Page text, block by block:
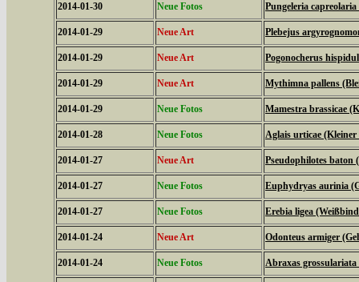
2014-01-30 Neue Fotos Pungeleria
2014-01-29 Neue Art Plebejus
2014-01-29 Neue Art Pogonocherus
2014-01-29 Neue Art Mythimna pallens
2014-01-29 Neue Fotos Mamestra brassicae
2014-01-28 Neue Fotos Aglais urticae (Kleiner
2014-01-27 Neue Art Pseudophilotes
2014-01-27 Neue Fotos Euphydryas aurinia
2014-01-27 Neue Fotos Erebia ligea
2014-01-24 Neue Art Odonteus armiger
2014-01-24 Neue Fotos Abraxas grossulariata